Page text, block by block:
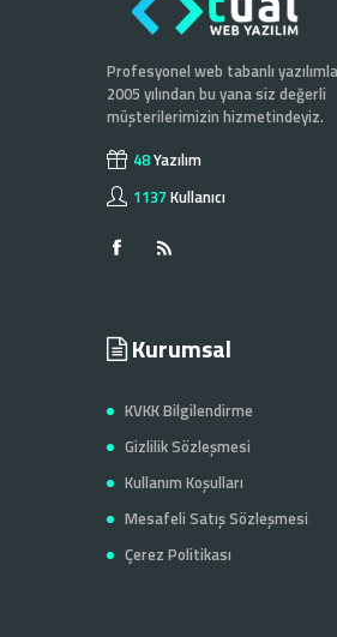
Profesyonel web tabanlı
2005 yılından bu yana siz değerli
müşterilerimizin hizmetindeyiz.
48Yazılım
1137Kullanıcı
Kurumsal
KVKK Bilgilendirme
Gizlilik Sözleşmesi
Kullanım Koşulları
Mesafeli Satış Sözleşmesi
Çerez Politikası